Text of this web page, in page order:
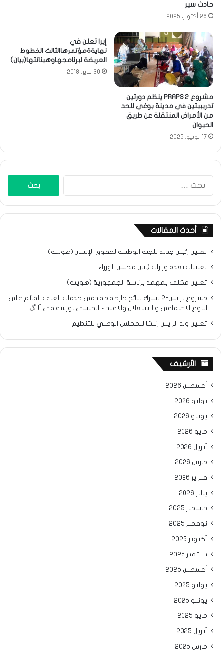
حادث سير
26 أكتوبر، 2025
مشروع PRAPS 2 ينظم دورتين
تدريبيتين في مدينة بوغي للحد
من الأمراض المنتقلة عن طريق
الحيوان
17 يونيو، 2025
إيرا تعلن في
نهايةةمؤتمرهاالثالث الخطوط
العريضة لبرنامجهاوهيئاتتها(بيان)
30 يناير، 2018
أحدث المقالات
تعيين رئيس جديد للجنة الوطنية لحقوق الإنسان (هويته)
تعيينات بعدة وزارات (بيان مجلس الوزراء
تعيين مكلف بمهمة برئاسة الجمهورية (هويته)
مشروع برابس-2 يشارك نتائح خارطة مقدمي خدمات العنف القائم على
النوع الاجتماعي والاستغلال والاعتداء الجنسي بورشة في ألاگ
تعيين ولد الرايس رئيسًا للمجلس الوطني للتنظيم
الأرشيف
أغسطس 2026
يوليو 2026
يونيو 2026
مايو 2026
أبريل 2026
مارس 2026
فبراير 2026
يناير 2026
ديسمبر 2025
نوفمبر 2025
أكتوبر 2025
سبتمبر 2025
أغسطس 2025
يوليو 2025
يونيو 2025
مايو 2025
أبريل 2025
مارس 2025